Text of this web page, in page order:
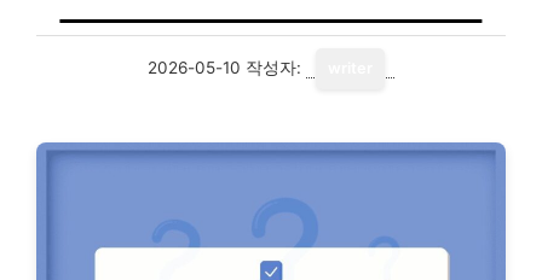
2026-05-10 작성자: